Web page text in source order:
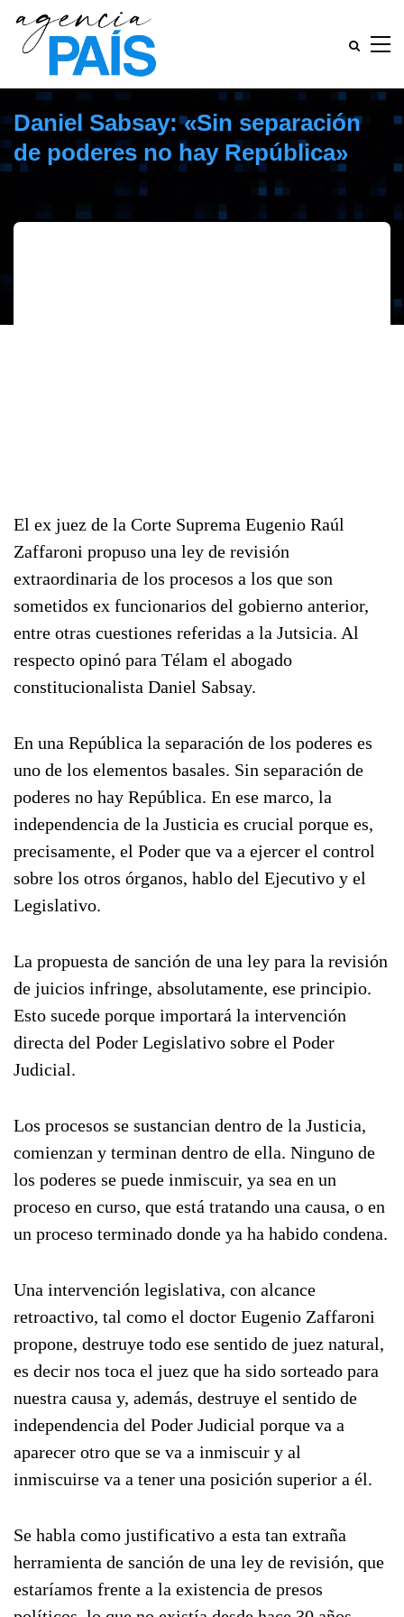
Daniel Sabsay: «Sin separación
de poderes no hay República»
El ex juez de la Corte Suprema Eugenio Raúl
Zaffaroni propuso una ley de revisión
extraordinaria de los procesos a los que son
sometidos ex funcionarios del gobierno anterior,
entre otras cuestiones referidas a la Jutsicia. Al
respecto opinó para Télam el abogado
constitucionalista Daniel Sabsay.
En una República la separación de los poderes es
uno de los elementos basales. Sin separación de
poderes no hay República. En ese marco, la
independencia de la Justicia es crucial porque es,
precisamente, el Poder que va a ejercer el control
sobre los otros órganos, hablo del Ejecutivo y el
Legislativo.
La propuesta de sanción de una ley para la revisión
de juicios infringe, absolutamente, ese principio.
Esto sucede porque importará la intervención
directa del Poder Legislativo sobre el Poder
Judicial.
Los procesos se sustancian dentro de la Justicia,
comienzan y terminan dentro de ella. Ninguno de
los poderes se puede inmiscuir, ya sea en un
proceso en curso, que está tratando una causa, o en
un proceso terminado donde ya ha habido condena.
Una intervención legislativa, con alcance
retroactivo, tal como el doctor Eugenio Zaffaroni
propone, destruye todo ese sentido de juez natural,
es decir nos toca el juez que ha sido sorteado para
nuestra causa y, además, destruye el sentido de
independencia del Poder Judicial porque va a
aparecer otro que se va a inmiscuir y al
inmiscuirse va a tener una posición superior a él.
Se habla como justificativo a esta tan extraña
herramienta de sanción de una ley de revisión, que
estaríamos frente a la existencia de presos